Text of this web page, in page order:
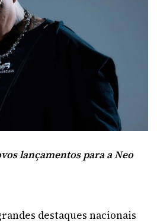
lançamentos para a Neo
destaques nacionais